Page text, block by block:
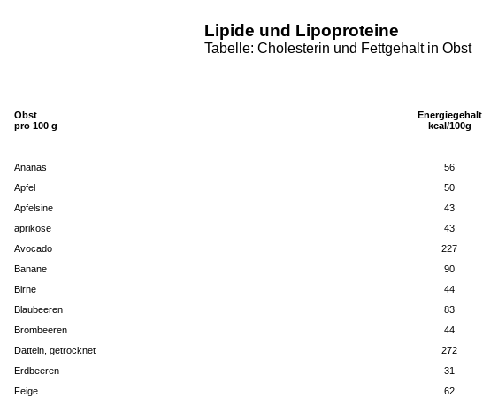
Lipide und Lipoproteine
Tabelle: Cholesterin und Fettgehalt in Obst
Obst
pro 100 g
Energiegehalt
kcal/100g
Ananas 56
Apfel
50
Apfelsine
43
aprikose
43
Avocado
227
Banane
90
Birne
44
Blaubeeren
83
Brombeeren
44
Datteln, getrocknet
272
Erdbeeren
31
Feige
62